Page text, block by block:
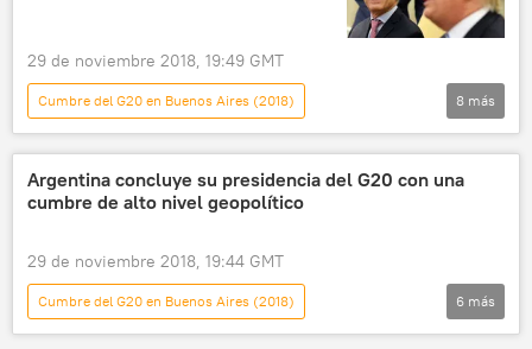
29 de noviembre 2018, 19:49 GMT
Cumbre del G20 en Buenos Aires (2018)
América Latina
Internacional
política
Rusia
Argentina
EEUU
Daniel Raimondi
8 más
Argentina concluye su presidencia del G20 con una
cumbre de alto nivel geopolítico
29 de noviembre 2018, 19:44 GMT
Cumbre del G20 en Buenos Aires (2018)
América Latina
Internacional
6 más